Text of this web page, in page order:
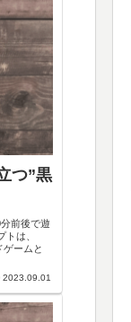
つ”黒
前後で遊
は、
ゲームと
2023.09.01